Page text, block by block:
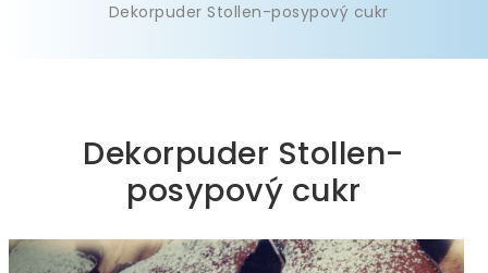
Dekorpuder Stollen-posypový cukr
Dekorpuder Stollen-
posypový cukr